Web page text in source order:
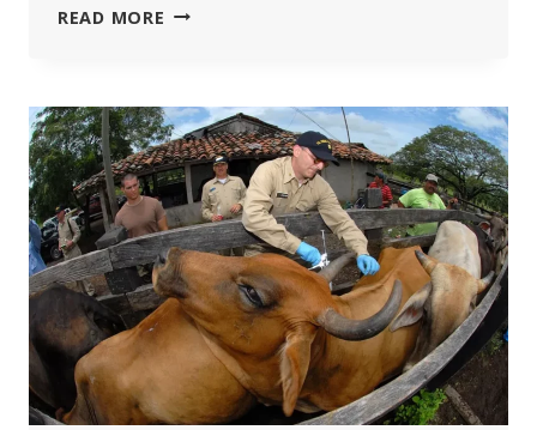
READ MORE MARY
INTERVJUAR
SENATOR
RON
JOHNSON
OM
COVID,
CENSUR
OCH
DEN
VETENSKAPLIGA
OCH
TEKNOLOGISKA
”ELITEN”